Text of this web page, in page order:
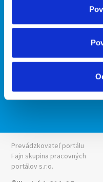
Zásady ochrany osobných
údajov
Prevádzkovateľ portálu
Fajn skupina pracovných
portálov s.r.o.